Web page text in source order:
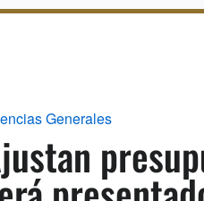
Generales